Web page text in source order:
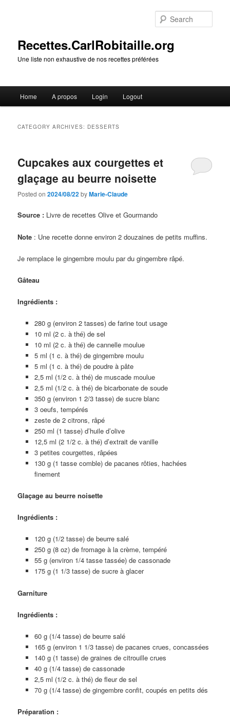
Recettes.CarlRobitaille.org
Une liste non exhaustive de nos recettes préférées
Home A propos Login Logout
CATEGORY ARCHIVES: DESSERTS
Cupcakes aux courgettes et
glaçage au beurre noisette
Posted on2024/08/22byMarie-Claude
Source : Livre de recettes Olive et Gourmando
Note : Une recette donne environ 2 douzaines de petits muffins.
Je remplace le gingembre moulu par du gingembre râpé.
Gâteau
Ingrédients :
280 g (environ 2 tasses) de farine tout usage
10 ml (2 c. à thé) de sel
10 ml (2 c. à thé) de cannelle moulue
5 ml (1 c. à thé) de gingembre moulu
5 ml (1 c. à thé) de poudre à pâte
2,5 ml (1/2 c. à thé) de muscade moulue
2,5 ml (1/2 c. à thé) de bicarbonate de soude
350 g (environ 1 2/3 tasse) de sucre blanc
3 oeufs, tempérés
zeste de 2 citrons, râpé
250 ml (1 tasse) d’huile d’olive
12,5 ml (2 1/2 c. à thé) d’extrait de vanille
3 petites courgettes, râpées
130 g (1 tasse comble) de pacanes rôties, hachées
finement
Glaçage au beurre noisette
Ingrédients :
120 g (1/2 tasse) de beurre salé
250 g (8 oz) de fromage à la crème, tempéré
55 g (environ 1/4 tasse tassée) de cassonade
175 g (1 1/3 tasse) de sucre à glacer
Garniture
Ingrédients :
60 g (1/4 tasse) de beurre salé
165 g (environ 1 1/3 tasse) de pacanes crues, concassées
140 g (1 tasse) de graines de citrouille crues
40 g (1/4 tasse) de cassonade
2,5 ml (1/2 c. à thé) de fleur de sel
70 g (1/4 tasse) de gingembre confit, coupés en petits dés
Préparation :